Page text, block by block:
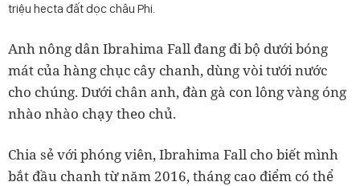
triệu hecta đất dọc châu Phi.
Anh nông dân Ibrahima Fall đang đi bộ dưới bóng
mát của hàng chục cây chanh, dùng vòi tưới nước
cho chúng. Dưới chân anh, đàn gà con lông vàng óng
nhào nhào chạy theo chủ.
Chia sẻ với phóng viên, Ibrahima Fall cho biết mình
bắt đầu chanh từ năm 2016, tháng cao điểm có thể